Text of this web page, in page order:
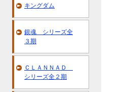
キングダム
銀魂 シリーズ全
３期
ＣＬＡＮＮＡＤ
シリーズ全２期